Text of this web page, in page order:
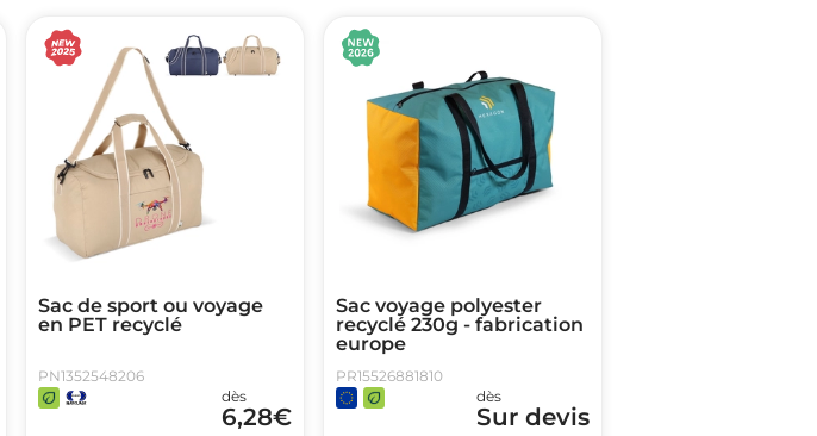
Sac de sport ou voyage
en PET recyclé
PN1352548206
dès
6,28€
Sac voyage polyester
recyclé 230g - fabrication
europe
PR15526881810
dès
Sur devis